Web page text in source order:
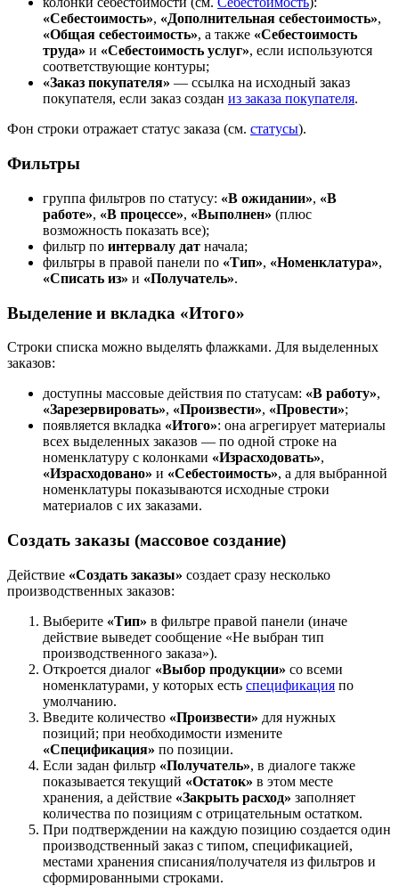
«Себестоимость», «Дополнительная себестоимость»,
«Общая себестоимость», а также «Себестоимость
труда» и «Себестоимость услуг», если используются
соответствующие контуры;
«Заказ покупателя» — ссылка на исходный заказ
покупателя, если заказ создан из заказа покупателя.
Фон строки отражает статус заказа (см. статусы).
Фильтры
группа фильтров по статусу: «В ожидании», «В
работе», «В процессе», «Выполнен» (плюс
возможность показать все);
фильтр по интервалу дат начала;
фильтры в правой панели по «Тип», «Номенклатура»,
«Списать из» и «Получатель».
Выделение и вкладка «Итого»
Строки списка можно выделять флажками. Для выделенных
заказов:
доступны массовые действия по статусам: «В работу»,
«Зарезервировать», «Произвести», «Провести»;
появляется вкладка «Итого»: она агрегирует материалы
всех выделенных заказов — по одной строке на
номенклатуру с колонками «Израсходовать»,
«Израсходовано» и «Себестоимость», а для выбранной
номенклатуры показываются исходные строки
материалов с их заказами.
Создать заказы (массовое создание)
Действие «Создать заказы» создает сразу несколько
производственных заказов:
Выберите «Тип» в фильтре правой панели (иначе
действие выведет сообщение «Не выбран тип
производственного заказа»).
Откроется диалог «Выбор продукции» со всеми
номенклатурами, у которых есть спецификация по
умолчанию.
Введите количество «Произвести» для нужных
позиций; при необходимости измените
«Спецификация» по позиции.
Если задан фильтр «Получатель», в диалоге также
показывается текущий «Остаток» в этом месте
хранения, а действие «Закрыть расход» заполняет
количества по позициям с отрицательным остатком.
При подтверждении на каждую позицию создается один
производственный заказ с типом, спецификацией,
местами хранения списания/получателя из фильтров и
сформированными строками.